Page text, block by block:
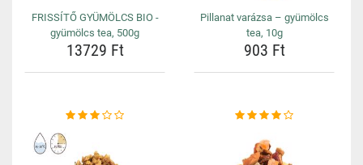
FRISSÍTŐ GYÜMÖLCS BIO -
gyümölcs tea, 500g
13729 Ft
Pillanat varázsa – gyümölcs
tea, 10g
903 Ft